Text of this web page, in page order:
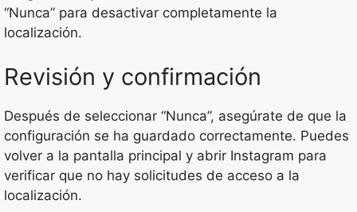
“Nunca” para desactivar completamente la
localización.
Revisión y confirmación
Después de seleccionar “Nunca”, asegúrate de que la
configuración se ha guardado correctamente. Puedes
volver a la pantalla principal y abrir Instagram para
verificar que no hay solicitudes de acceso a la
localización.